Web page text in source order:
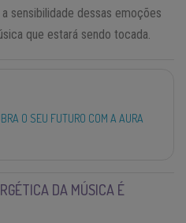
sensibilidade dessas emoções
que estará sendo tocada.
O SEU FUTURO COM A AURA
DA MÚSICA É